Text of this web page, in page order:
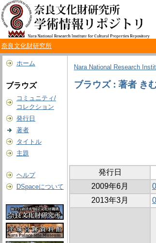
奈良文化財研究所
ホーム
ブラウズ
コミュニティ/
コレクション
発行日
著者
タイトル
主題
ヘルプ
DSpaceについて
Nara National Research
ブラウズ : 著者 き
発行日
2009年6月
2013年3月